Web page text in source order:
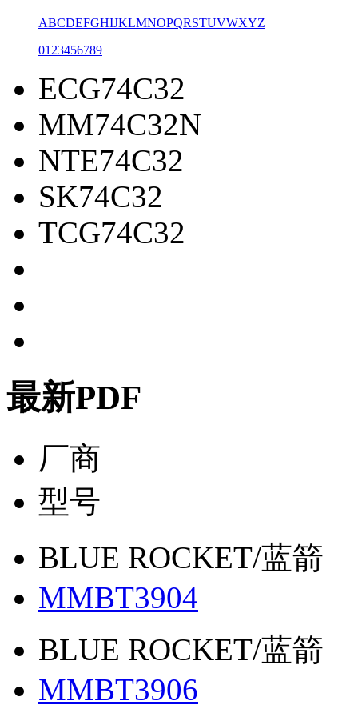
ABCDEFGHIJKLMNOPQRSTUVWXYZ
01 23456789
ECG74C32
MM74C32N
NTE74C32
SK74C32
TCG74C32
最新PDF
厂商
型号
BLUE ROCKET/蓝箭
MMBT3904
BLUE ROCKET/蓝箭
MMBT3906